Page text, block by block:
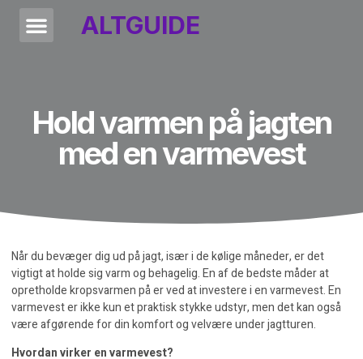
ALTGUIDE
Hold varmen på jagten
med en varmevest
Når du bevæger dig ud på jagt, især i de kølige måneder, er det
vigtigt at holde sig varm og behagelig. En af de bedste måder at
opretholde kropsvarmen på er ved at investere i en varmevest. En
varmevest er ikke kun et praktisk stykke udstyr, men det kan også
være afgørende for din komfort og velvære under jagtturen.
Hvordan virker en varmevest?